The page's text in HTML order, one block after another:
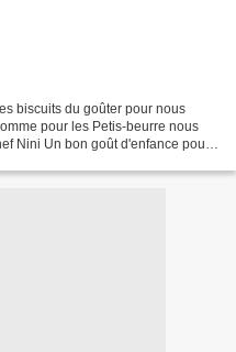
biscuits du goûter pour nous
pour les Petis-beurre nous
Nini Un bon goût d'enfance pour